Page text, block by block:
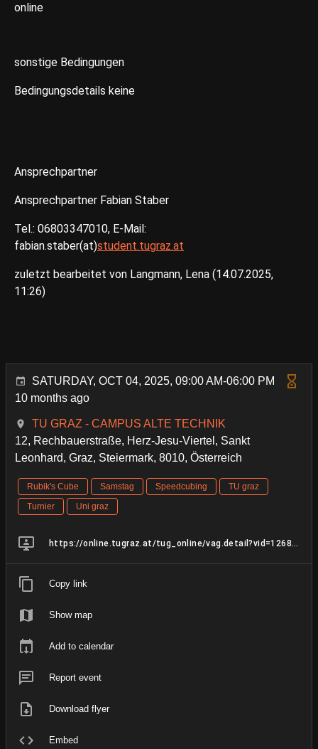
online
sonstige Bedingungen
Bedingungsdetails keine
Ansprechpartner
Ansprechpartner Fabian Staber
Tel.: 06803347010, E-Mail:
fabian.staber(at)student.tugraz.at
zuletzt bearbeitet von Langmann, Lena (14.07.2025,
11:26)
SATURDAY, OCT 04, 2025, 09:00 AM-06:00 PM
10 months ago
TU GRAZ - CAMPUS ALTE TECHNIK
12, Rechbauerstraße, Herz-Jesu-Viertel, Sankt
Leonhard, Graz, Steiermark, 8010, Österreich
Rubik's Cube Samstag Speedcubing
TU graz
Turnier
Uni graz
https://online.tugraz.at/tug_online/vag.detail?vid=126861
Copy link
Show map
Add to calendar
Report event
Download flyer
Embed